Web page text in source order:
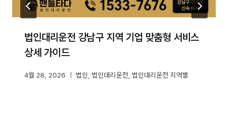
법인대리운전 강남구 지역 기업 맞춤형 서비스
상세 가이드
4월 28, 2026 법인 법인대리운전 법인대리운전 지역별